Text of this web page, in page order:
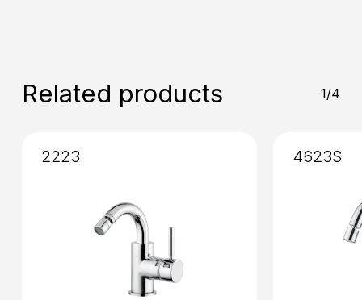
Related products 1/4
2223 4623S